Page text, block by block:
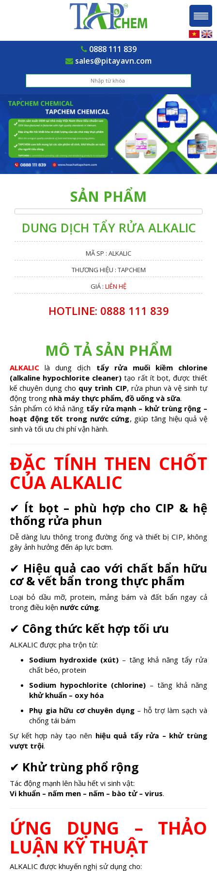
0888 111 839
sales@pitayavn.com
SẢN PHẨM
DUNG DỊCH TẨY RỬA ALKALIC
MÃ SP : ALKALIC
THƯƠNG HIỆU : TAPCHEM
GIÁ : LIÊN HỆ
HOTLINE: 0888 111 839
MÔ TẢ SẢN PHẨM
ALKALIC là dung dịch tẩy rửa muối kiềm chlorine
(alkaline hypochlorite cleaner) tạo rất ít bọt, được thiết
kế chuyên dụng cho quy trình CIP, rửa phun và vệ sinh tự
động trong nhà máy thực phẩm, đồ uống và sữa.
Sản phẩm có khả năng tẩy rửa mạnh – khử trùng rộng –
hoạt động tốt trong nước cứng, giúp tăng hiệu quả vệ
sinh và tối ưu chi phí vận hành.
ĐẶC TÍNH THEN CHỐT
CỦA ALKALIC
✔ Ít bọt – phù hợp cho CIP & hệ
thống rửa phun
Dễ dàng lưu thông trong đường ống và thiết bị CIP, không
gây ảnh hưởng đến áp lực bơm.
✔ Hiệu quả cao với chất bẩn hữu
cơ & vết bẩn trong thực phẩm
Loại bỏ dầu mỡ, protein, mảng bám và đất bẩn ngay cả
trong điều kiện nước cứng.
✔ Công thức kết hợp tối ưu
ALKALIC được pha trộn từ:
Sodium hydroxide (xút) – tăng khả năng tẩy rửa
chất béo, protein
Sodium hypochlorite (chlorine) – tăng khả năng
khử khuẩn – oxy hóa
Phụ gia hữu cơ chuyên dụng– hỗ trợ làm sạch và
chống tái bám
Sự kết hợp này tạo nên hiệu quả tẩy rửa – khử trùng
vượt trội.
✔ Khử trùng phổ rộng
Tác động mạnh lên hầu hết vi sinh vật:
Vi khuẩn – nấm men – nấm – bào tử – virus.
ỨNG DỤNG – THẢO
LUẬN KỸ THUẬT
ALKALIC được khuyến nghị sử dụng cho: